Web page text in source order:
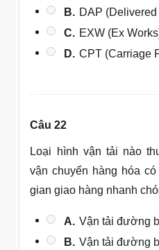
B. DAP
C. EXW (Ex
D. CPT (Carriage
Câu 22
Loại hình vận tải nào
vận chuyển hàng hóa
gian giao hàng nhanh
A. Vận tải đường
B. Vận tải đường